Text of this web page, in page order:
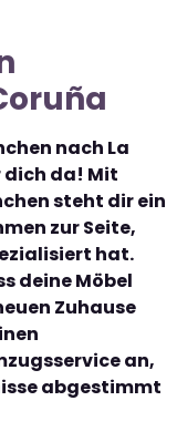
nach La
dich da! Mit
steht dir ein
zur Seite,
hat.
deine Möbel
Zuhause
an,
abgestimmt